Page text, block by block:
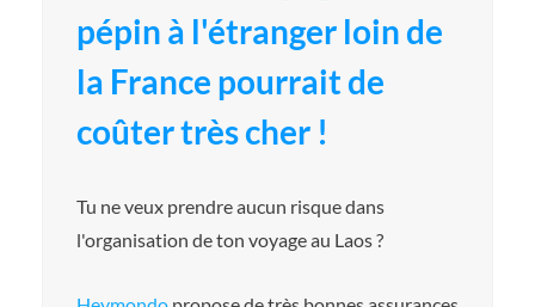
pépin à l'étranger loin de
la France pourrait de
coûter très cher !
Tu ne veux prendre aucun risque dans
l'organisation de ton voyage au Laos ?